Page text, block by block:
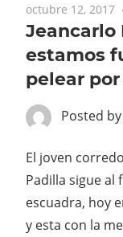
octubre 12, 2017
Jeancarlo
estamos
pelear
Posted by
El joven
Padilla sigue al
escuadra, hoy
y esta con la